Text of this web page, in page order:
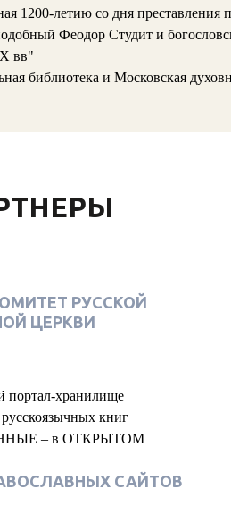
1200-летию со дня преставления
Феодор Студит и
вв"
библиотека и Московская